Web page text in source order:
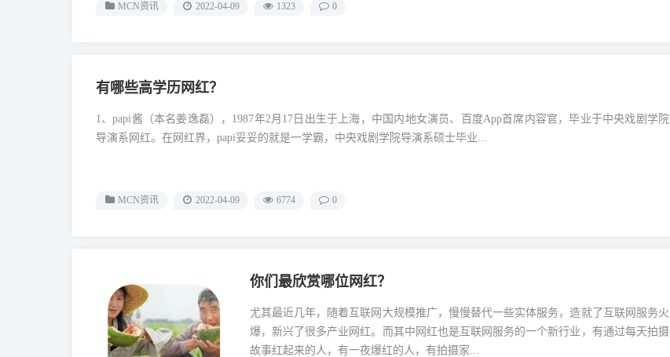
MCN资讯 2022-04-09 1323 0
有哪些高学历网红？
1、papi酱（本名姜逸磊），1987年2月17日出生于上海，中国内地女演员、百度App首席内容官，毕业于中央戏剧学院
导演系网红。在网红界，papi妥妥的就是一学霸，中央戏剧学院导演系硕士毕业...
MCN资讯 2022-04-09 6774 0
你们最欣赏哪位网红？
尤其最近几年，随着互联网大规模推广，慢慢替代一些实体服务，造就了互联网服务火
爆，新兴了很多产业网红。而其中网红也是互联网服务的一个新行业，有通过每天拍摄
故事红起来的人，有一夜爆红的人，有拍摄家...